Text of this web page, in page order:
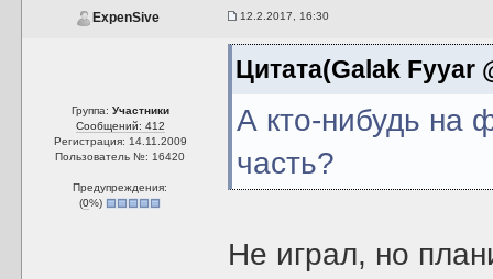
ExpenSive 12.2.2017, 16:30
Группа: Участники
Сообщений: 412
Регистрация: 14.11.2009
Пользователь №: 16420
Предупреждения:
(0%)
Цитата(Galak Fyyar
А кто-нибудь на
часть?
Не играл, но